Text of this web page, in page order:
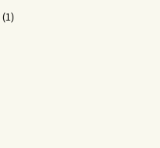
(1)